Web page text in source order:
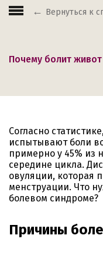
Вернуться к
Почему болит
Согласно
испытывают боли
примерно у 45% из
середине цикла.
овуляции, которая
менструации. Что
болевом синдроме?
Причины